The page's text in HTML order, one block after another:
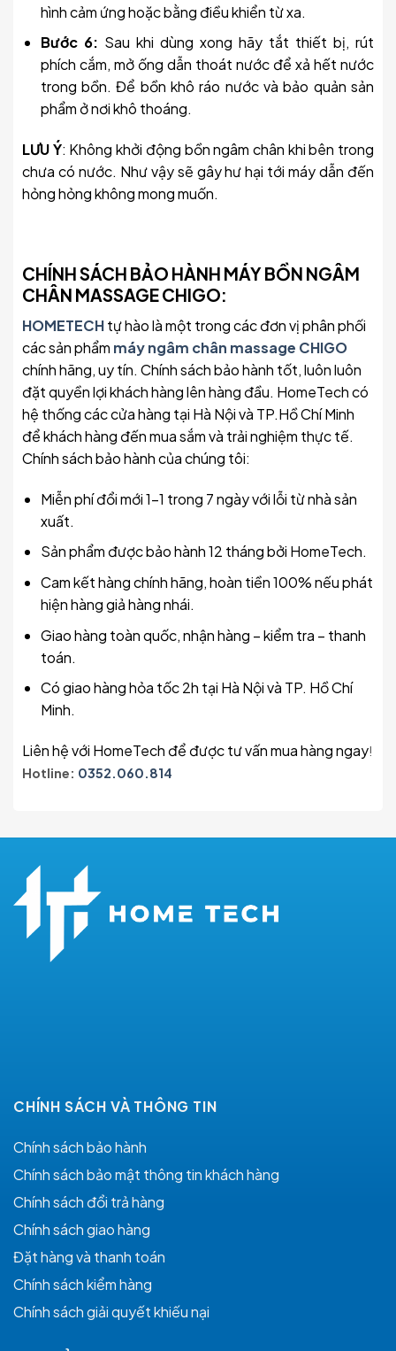
hình cảm ứng hoặc bằng điều khiển từ xa.
Bước 6: Sau khi dùng xong hãy tắt thiết bị, rút
phích cắm, mở ống dẫn thoát nước để xả hết nước
trong bồn. Để bồn khô ráo nước và bảo quản sản
phẩm ở nơi khô thoáng.
LƯU Ý: Không khởi động bồn ngâm chân khi bên trong
chưa có nước. Như vậy sẽ gây hư hại tới máy dẫn đến
hỏng hỏng không mong muốn.
CHÍNH SÁCH BẢO HÀNH MÁY BỒN NGÂM
CHÂN MASSAGE CHIGO:
HOMETECHtự hào là một trong các đơn vị phân phối
các sản phẩm máy ngâm chân massage CHIGO
chính hãng, uy tín. Chính sách bảo hành tốt, luôn luôn
đặt quyền lợi khách hàng lên hàng đầu. HomeTech có
hệ thống các cửa hàng tại Hà Nội và TP.Hồ Chí Minh
để khách hàng đến mua sắm và trải nghiệm thực tế.
Chính sách bảo hành của chúng tôi:
Miễn phí đổi mới 1-1 trong 7 ngày với lỗi từ nhà sản
xuất.
Sản phẩm được bảo hành 12 tháng bởi HomeTech.
Cam kết hàng chính hãng, hoàn tiền 100% nếu phát
hiện hàng giả hàng nhái.
Giao hàng toàn quốc, nhận hàng – kiểm tra – thanh
toán.
Có giao hàng hỏa tốc 2h tại Hà Nội và TP. Hồ Chí
Minh.
Liên hệ với HomeTech để được tư vấn mua hàng ngay!
Hotline: 0352.060.814
CHÍNH SÁCH VÀ THÔNG TIN
Chính sách bảo hành
Chính sách bảo mật thông tin khách hàng
Chính sách đổi trả hàng
Chính sách giao hàng
Đặt hàng và thanh toán
Chính sách kiểm hàng
Chính sách giải quyết khiếu nại